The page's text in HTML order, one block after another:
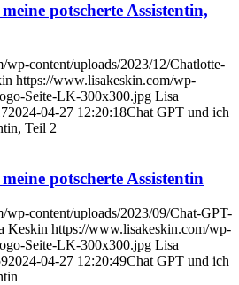
potscherte Assistentin,
content/uploads/2023/12/Chatlotte-
https://www.lisakeskin.com/wp-
Seite-LK-300x300.jpg Lisa
2024-04-27 12:20:18Chat GPT und ich
Teil 2
potscherte Assistentin
content/uploads/2023/09/Chat-GPT-
Keskin https://www.lisakeskin.com/wp-
Seite-LK-300x300.jpg Lisa
2024-04-27 12:20:49Chat GPT und ich